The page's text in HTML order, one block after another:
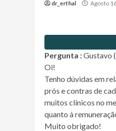
dr_erthal Agosto
Pergunta :Gustavo
Oi!
Tenho dúvidas em
prós e contras de
muitos clínicos no
quanto à
Muito obrigado!